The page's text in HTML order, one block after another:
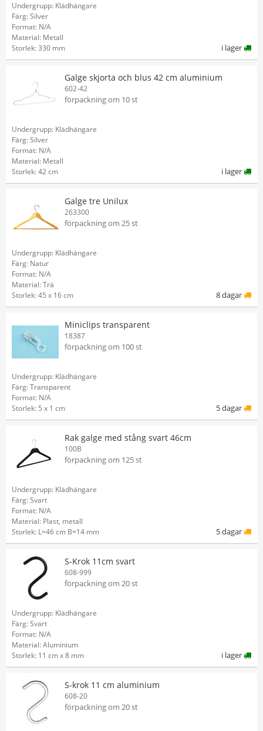
Undergrupp: Klädhängare
Färg: Silver
Format: N/A
Material: Metall
Storlek: 330 mm
i lager
Galge skjorta och blus 42 cm aluminium
602-42
förpackning om 10 st
Undergrupp: Klädhängare
Färg: Silver
Format: N/A
Material: Metall
Storlek: 42 cm
i lager
Galge tre Unilux
263300
förpackning om 25 st
Undergrupp: Klädhängare
Färg: Natur
Format: N/A
Material: Trä
Storlek: 45 x 16 cm
8 dagar
Miniclips transparent
18387
förpackning om 100 st
Undergrupp: Klädhängare
Färg: Transparent
Format: N/A
Storlek: 5 x 1 cm
5 dagar
Rak galge med stång svart 46cm
100B
förpackning om 125 st
Undergrupp: Klädhängare
Färg: Svart
Format: N/A
Material: Plast, metall
Storlek: L=46 cm B=14 mm
5 dagar
S-Krok 11cm svart
608-999
förpackning om 20 st
Undergrupp: Klädhängare
Färg: Svart
Format: N/A
Material: Aluminium
Storlek: 11 cm x 8 mm
i lager
S-krok 11 cm aluminium
608-20
förpackning om 20 st